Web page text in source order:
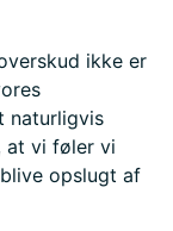
ikke er
naturligvis
at vi føler vi
opslugt af